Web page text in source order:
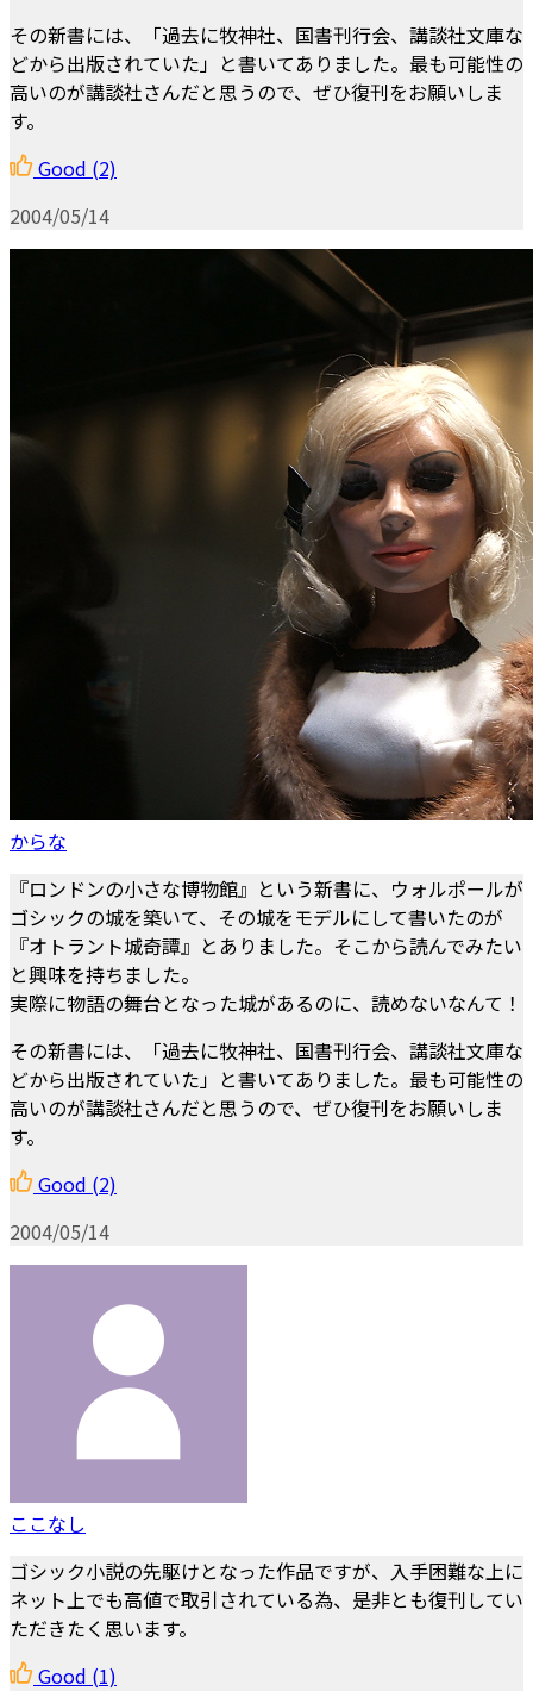
その新書には、「過去に牧神社、国書刊行会、講談社文庫な
どから出版されていた」と書いてありました。最も可能性の
高いのが講談社さんだと思うので、ぜひ復刊をお願いしま
す。
Good (2)
2004/05/14
からな
『ロンドンの小さな博物館』という新書に、ウォルポールが
ゴシックの城を築いて、その城をモデルにして書いたのが
『オトラント城奇譚』とありました。そこから読んでみたい
と興味を持ちました。
実際に物語の舞台となった城があるのに、読めないなんて！
その新書には、「過去に牧神社、国書刊行会、講談社文庫な
どから出版されていた」と書いてありました。最も可能性の
高いのが講談社さんだと思うので、ぜひ復刊をお願いしま
す。
Good (2)
2004/05/14
ここなし
ゴシック小説の先駆けとなった作品ですが、入手困難な上に
ネット上でも高値で取引されている為、是非とも復刊してい
ただきたく思います。
Good (1)